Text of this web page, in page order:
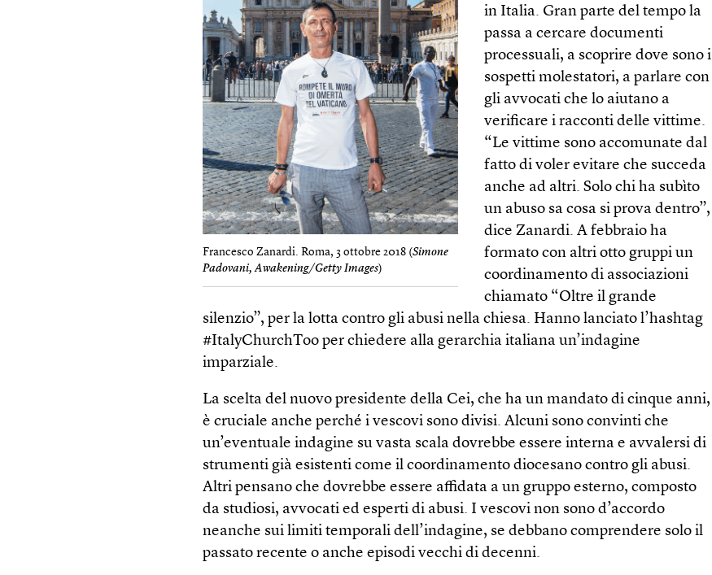
Francesco Zanardi. Roma, 3 ottobre 2018 (Simone
Padovani, Awakening/Getty Images)
in Italia. Gran parte del tempo la
passa a cercare documenti
processuali, a scoprire dove sono i
sospetti molestatori, a parlare con
gli avvocati che lo aiutano a
verificare i racconti delle vittime.
“Le vittime sono accomunate dal
fatto di voler evitare che succeda
anche ad altri. Solo chi ha subìto
un abuso sa cosa si prova dentro”,
dice Zanardi. A febbraio ha
formato con altri otto gruppi un
coordinamento di associazioni
chiamato “Oltre il grande
silenzio”, per la lotta contro gli abusi nella chiesa. Hanno lanciato l’hash­tag
#ItalyChurchToo per chiedere alla gerarchia italiana un’indagine
imparziale.
La scelta del nuovo presidente della Cei, che ha un mandato di cinque anni,
è cruciale anche perché i vescovi sono divisi. Alcuni sono convinti che
un’eventuale indagine su vasta scala dovrebbe essere interna e avvalersi di
strumenti già esistenti come il coordinamento diocesano contro gli abusi.
Altri pensano che dovrebbe essere affidata a un gruppo esterno, composto
da studiosi, avvocati ed esperti di abusi. I vescovi non sono d’accordo
neanche sui limiti temporali dell’indagine, se debbano comprendere solo il
passato recente o anche episodi vecchi di decenni.